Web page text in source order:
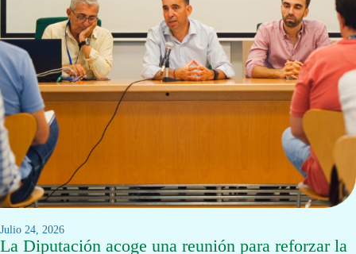
julio 24, 2026
La Diputación acoge una reunión para reforzar la